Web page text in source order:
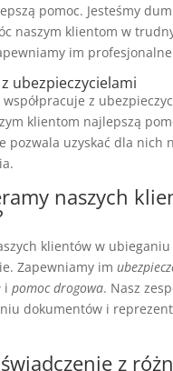
pomoc. Jesteśmy
naszym klientom w
im profesjonalne
ubezpieczycielami
współpracuje z
klientom najlepszą
pozwala uzyskać dla nich
naszych
klientów w ubieganiu
Zapewniamy im
i pomoc drogowa. Nasz
dokumentów i
z